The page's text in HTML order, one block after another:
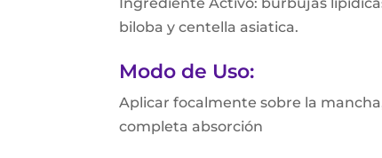
biloba y centella asiatica.
Modo de Uso:
Aplicar focalmente sobre la
completa absorción